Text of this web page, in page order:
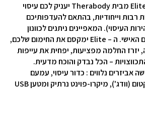
מכשיר עיסוי דגם Elite Gen 5 מבית Therabody יעניק לכם עיסוי
רבות וייחודיות, בהתאם להעדפותיכם
העיסוי). המאפיינים ניתנים לכוונון
ושמירה ישירות למכשירכם האישי. ה – Elite ימקסם את החימום שלכם,
החלמה מפציעות, יפחית את עייפות
– הכל נבדק והוכח מדעית.
אביזרים נלווים : כדור עיסוי, עמעם
(דאמפנר), בוהן, חרטום קטום (וודג'), מיקרו-פוינט נרתיק ומטען USB